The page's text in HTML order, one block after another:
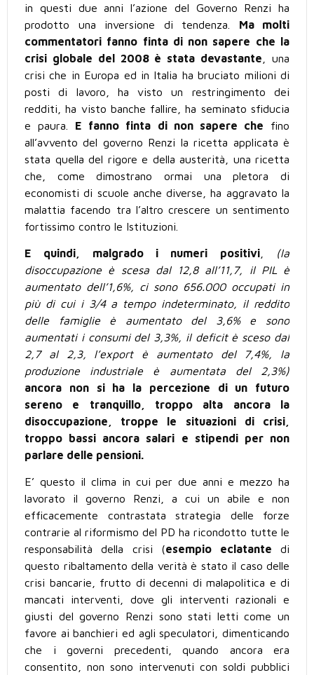
in questi due anni l’azione del Governo Renzi ha
prodotto una inversione di tendenza. Ma molti
commentatori fanno finta di non sapere che la
crisi globale del 2008 è stata devastante , una
crisi che in Europa ed in Italia ha bruciato milioni di
posti di lavoro, ha visto un restringimento dei
redditi, ha visto banche fallire, ha seminato sfiducia
e paura. E fanno finta di non sapere che fino
all’avvento del governo Renzi la ricetta applicata è
stata quella del rigore e della austerità, una ricetta
che, come dimostrano ormai una pletora di
economisti di scuole anche diverse, ha aggravato la
malattia facendo tra l’altro crescere un sentimento
fortissimo contro le Istituzioni.
E quindi, malgrado i numeri positivi,
(la
disoccupazione è scesa dal 12,8 all’11,7, il PIL è
aumentato dell’1,6%, ci sono 656.000 occupati in
più di cui i 3/4 a tempo indeterminato, il reddito
delle famiglie è aumentato del 3,6% e sono
aumentati i consumi del 3,3%, il deficit è sceso dal
2,7 al 2,3, l’export è aumentato del 7,4%, la
produzione industriale è aumentata del 2,3%)
ancora non si ha la percezione di un futuro
sereno e tranquillo, troppo alta ancora la
disoccupazione, troppe le situazioni di crisi,
troppo bassi ancora salari e stipendi per non
parlare delle pensioni.
E’ questo il clima in cui per due anni e mezzo ha
lavorato il governo Renzi, a cui un abile e non
efficacemente contrastata strategia delle forze
contrarie al riformismo del PD ha ricondotto tutte le
responsabilità della crisi (esempio eclatante di
questo ribaltamento della verità è stato il caso delle
crisi bancarie, frutto di decenni di malapolitica e di
mancati interventi, dove gli interventi razionali e
giusti del governo Renzi sono stati letti come un
favore ai banchieri ed agli speculatori, dimenticando
che i governi precedenti, quando ancora era
consentito, non sono intervenuti con soldi pubblici